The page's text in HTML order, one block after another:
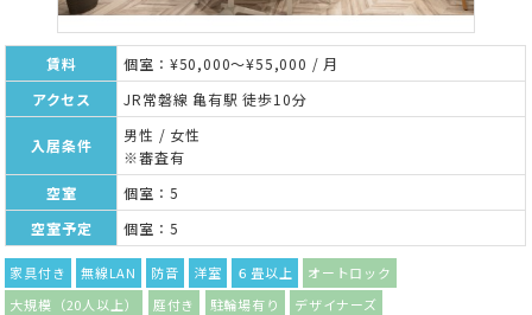
賃料
個室：¥50,000～¥55,000 / 月
アクセス
JR常磐線 亀有駅 徒歩10分
入居条件
男性 / 女性
※審査有
空室
個室：5
空室予定
個室：5
家具付き 無線LAN 防音 洋室 ６畳以上
オートロック
大規模（20人以上）
庭付き 駐輪場有り
デザイナーズ